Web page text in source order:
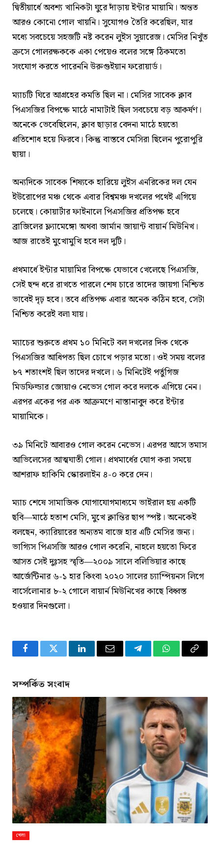
দ্বিতীয়ার্ধে অবশ্য খানিকটা ঘুরে দাঁড়ায় ইন্টার মায়ামি। অন্তত
আরও কোনো গোল খায়নি। সুযোগও তৈরি করেছিল, যার
মধ্যে সবচেয়ে সহজটি নষ্ট করেন লুইস সুয়ারেজ। মেসির নিখুঁত
ক্রসে গোলরক্ষককে একা পেয়েও বলের সঙ্গে ঠিকমতো
সংযোগ করতে পারেননি উরুগুইয়ান ফরোয়ার্ড।
ম্যাচটি ঘিরে আগ্রহের কমতি ছিল না। মেসির সাবেক ক্লাব
পিএসজির বিপক্ষে মাঠে নামাটাই ছিল সবচেয়ে বড় আকর্ষণ।
অনেকে ভেবেছিলেন, ক্লাব ছাড়ার বেদনা মাঠে হয়তো
প্রতিশোধ হয়ে ফিরবে। কিন্তু বাস্তবে মেসিরা ছিলেন পুরোপুরি
ছায়া।
অন্যদিকে সাবেক শিষ্যকে হারিয়ে লুইস এনরিকের দল যেন
ইউরোপের মঞ্চ থেকে এবার বিশ্বমঞ্চ দখলের পথেই এগিয়ে
চলেছে। কোয়ার্টার ফাইনালে পিএসজির প্রতিপক্ষ হবে
ব্রাজিলের ফ্ল্যামেঙ্গো অথবা জার্মান জায়ান্ট বায়ার্ন মিউনিখ।
আজ রাতেই মুখোমুখি হবে দল দুটি।
প্রথমার্ধে ইন্টার মায়ামির বিপক্ষে যেভাবে খেলেছে পিএসজি,
সেই ছন্দ ধরে রাখতে পারলে শেষ চারে তাদের জায়গা নিশ্চিত
ভাবেই দৃঢ় হবে। তবে প্রতিপক্ষ এবার অনেক কঠিন হবে, সেটা
নিশ্চিত করেই বলা যায়।
ম্যাচের শুরুতে প্রথম ১০ মিনিটে বল দখলের দিক থেকে
পিএসজির আধিপত্য ছিল চোখে পড়ার মতো। ওই সময় বলের
৮৭ শতাংশই ছিল তাদের দখলে। ৬ মিনিটেই পর্তুগিজ
মিডফিল্ডার জোয়াও নেভেস গোল করে দলকে এগিয়ে নেন।
এরপর একের পর এক আক্রমণে নাস্তানাবুদ করে ইন্টার
মায়ামিকে।
৩৯ মিনিটে আবারও গোল করেন নেভেস। এরপর আসে তমাস
আভিলেসের আত্মঘাতী গোল। প্রথমার্ধের যোগ করা সময়ে
আশরাফ হাকিমি স্কোরলাইন ৪-০ করে দেন।
ম্যাচ শেষে সামাজিক যোগাযোগমাধ্যমে ভাইরাল হয় একটি
ছবি—মাঠে হতাশ মেসি, মুখে ক্লান্তির ছাপ স্পষ্ট। অনেকেই
বলছেন, ক্যারিয়ারের অন্যতম বাজে হার এটি মেসির জন্য।
ভাগ্যিস পিএসজি আরও গোল করেনি, নাহলে হয়তো ফিরে
আসত সেই দুঃসহ স্মৃতি—২০০৯ সালে বলিভিয়ার কাছে
আর্জেন্টিনার ৬-১ হার কিংবা ২০২০ সালের চ্যাম্পিয়নস লিগে
বার্সেলোনার ৮-২ গোলে বায়ার্ন মিউনিখের কাছে বিধ্বস্ত
হওয়ার দিনগুলো।
FacebookTwitter LinkedInEmail TelegramWhatsApp
Copy
সম্পর্কিত সংবাদ
খেলা